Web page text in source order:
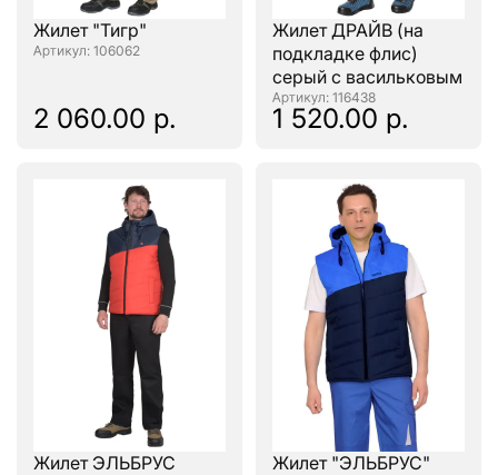
Жилет "Тигр"
: 106062
2 060.00 р.
Жилет ДРАЙВ (на
подкладке флис)
серый с васильковым
: 116438
1 520.00 р.
Жилет ЭЛЬБРУС
Жилет "ЭЛЬБРУС"